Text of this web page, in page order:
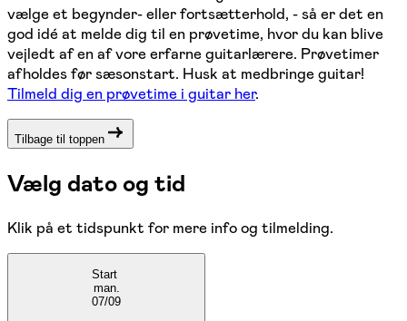
vælge et begynder- eller fortsætterhold, - så er det en
god idé at melde dig til en prøvetime, hvor du kan blive
vejledt af en af vore erfarne guitarlærere. Prøvetimer
afholdes før sæsonstart. Husk at medbringe guitar!
Tilmeld dig en prøvetime i guitar her.
Tilbage til toppen
Vælg dato og tid
Klik på et tidspunkt for mere info og tilmelding.
Start
man.
07/09